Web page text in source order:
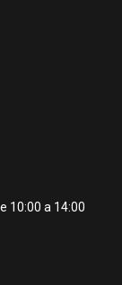
10:00 a 14:00